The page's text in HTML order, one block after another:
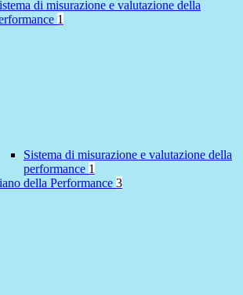
di misurazione e valutazione della
1
Sistema di misurazione e valutazione della
performance 1
della Performance 3